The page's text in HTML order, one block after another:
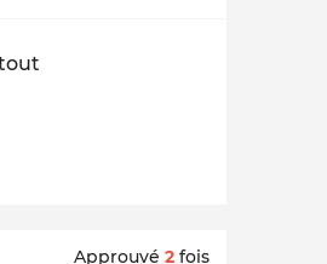
Approuvé 2 fois